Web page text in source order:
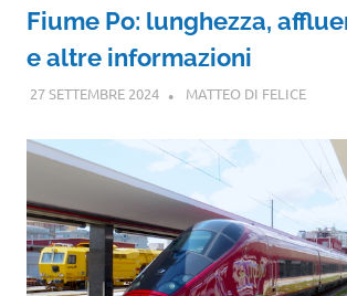
Fiume Po: lunghezza,
e altre informazioni
27 SETTEMBRE 2024 MATTEO DI FELICE